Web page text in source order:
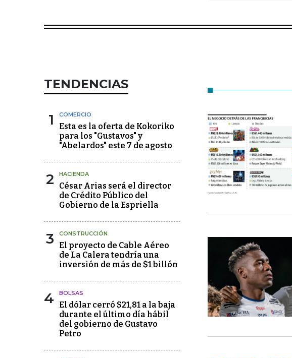
TENDENCIAS
1 COMERCIO
Esta es la oferta de Kokoriko
para los "Gustavos" y
"Abelardos" este 7 de agosto
2 HACIENDA
César Arias será el director
de Crédito Público del
Gobierno de la Espriella
3 CONSTRUCCIÓN
El proyecto de Cable Aéreo
de La Calera tendría una
inversión de más de $1 billón
4 BOLSAS
El dólar cerró $21,81 a la baja
durante el último día hábil
del gobierno de Gustavo
Petro